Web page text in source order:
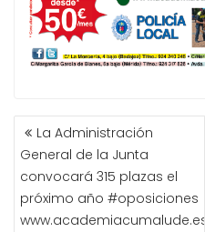
NAVEGACIÓN
DE
ENTRADAS
La Administración
General de la Junta
convocará 315 plazas el
próximo año #oposiciones
www.academiacumalude.es